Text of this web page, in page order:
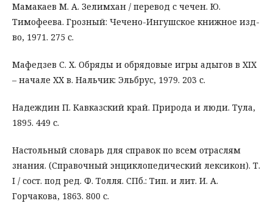
Мамакаев М. А. Зелимхан / перевод с чечен. Ю.
Тимофеева. Грозный: Чечено-Ингушское книжное изд-
во, 1971. 275 с.
Мафедзев С. Х. Обряды и обрядовые игры адыгов в XIX
– начале ХХ в. Нальчик: Эльбрус, 1979. 203 с.
Надеждин П. Кавказский край. Природа и люди. Тула,
1895. 449 с.
Настольный словарь для справок по всем отраслям
знания. (Справочный энциклопедический лексикон). Т.
I / сост. под ред. Ф. Толля. СПб.: Тип. и лит. И. А.
Горчакова, 1863. 800 с.